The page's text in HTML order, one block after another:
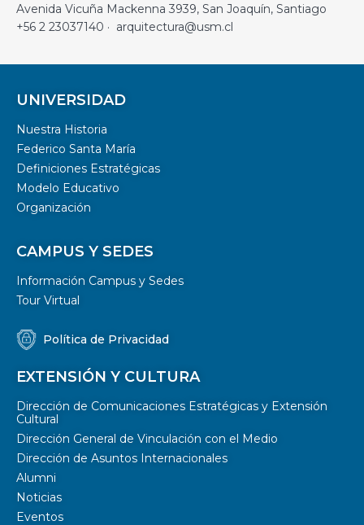
Avenida Vicuña Mackenna 3939, San Joaquín, Santiago
+56 2 23037140 · arquitectura@usm.cl
UNIVERSIDAD
Nuestra Historia
Federico Santa María
Definiciones Estratégicas
Modelo Educativo
Organización
CAMPUS Y SEDES
Información Campus y Sedes
Tour Virtual
Política de Privacidad
EXTENSIÓN Y CULTURA
Dirección de Comunicaciones Estratégicas y Extensión
Cultural
Dirección General de Vinculación con el Medio
Dirección de Asuntos Internacionales
Alumni
Noticias
Eventos